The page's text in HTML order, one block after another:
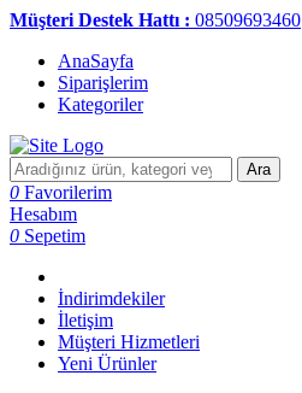
Müşteri Destek Hattı : 08509693460
AnaSayfa
Siparişlerim
Kategoriler
Ara
0 Favorilerim
Hesabım
0 Sepetim
İndirimdekiler
İletişim
Müşteri Hizmetleri
Yeni Ürünler